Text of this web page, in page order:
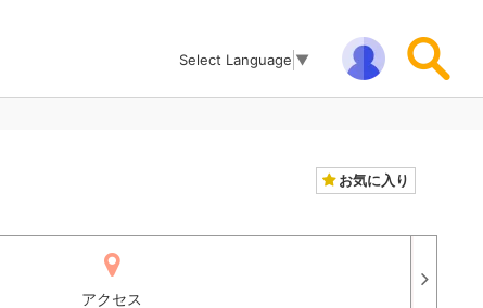
Select Language ▼
お気に入り
アクセス